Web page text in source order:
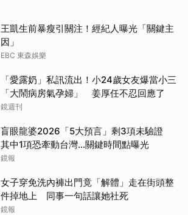
王凱生前暴瘦引關注！經紀人曝光「關鍵主
因」
EBC 東森娛樂
「愛露奶」私訊流出！小24歲女友爆當小三
「大鬧病房氣孕婦」 姜厚任不忍回應了
鏡週刊
盲眼龍婆2026「5大預言」剩3項未驗證
其中1項恐牽動台灣...關鍵時間點曝光
鏡報
女子穿免洗內褲出門竟「解體」走在街頭整
件掉地上 同事一句話讓她社死
鏡報